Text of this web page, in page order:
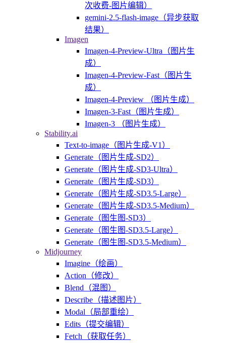
次收费-图片编辑）
gemini-2.5-flash-image（异步获取
结果）
Imagen
Imagen-4-Preview-Ultra（图片生
成）
Imagen-4-Preview-Fast（图片生
成）
Imagen-4-Preview （图片生成）
Imagen-3-Fast（图片生成）
Imagen-3 （图片生成）
Stability.ai
Text-to-image（图片生成-V1）
Generate（图片生成-SD2）
Generate（图片生成-SD3-Ultra）
Generate（图片生成-SD3）
Generate（图片生成-SD3.5-Large）
Generate（图片生成-SD3.5-Medium）
Generate（图生图-SD3）
Generate（图生图-SD3.5-Large）
Generate（图生图-SD3.5-Medium）
Midjourney
Imagine（绘画）
Action（修改）
Blend（混图）
Describe（描述图片）
Modal（局部重绘）
Edits（提交编辑）
Fetch（获取任务）